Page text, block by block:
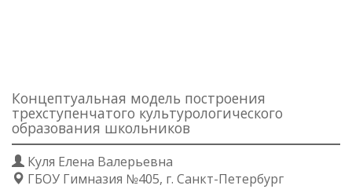
Концептуальная модель построения
трехступенчатого культурологического
образования школьников
Куля Елена Валерьевна
ГБОУ Гимназия №405, г. Санкт-Петербург